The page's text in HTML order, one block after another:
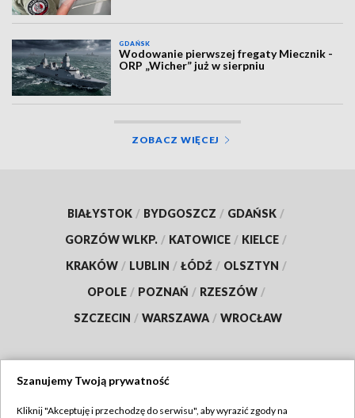
GDAŃSK
Wodowanie pierwszej fregaty Miecznik -
ORP „Wicher” już w sierpniu
ZOBACZ WIĘCEJ
BIAŁYSTOK / BYDGOSZCZ / GDAŃSK /
GORZÓW WLKP. / KATOWICE / KIELCE /
KRAKÓW / LUBLIN / ŁÓDŹ / OLSZTYN /
OPOLE / POZNAŃ / RZESZÓW /
SZCZECIN / WARSZAWA / WROCŁAW
Szanujemy Twoją prywatność
Kliknij "Akceptuję i przechodzę do serwisu", aby wyrazić zgody na